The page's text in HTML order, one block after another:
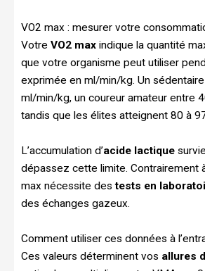
VO2 max : mesurer votre
Votre VO2 max indique la quantité
que votre organisme peut utiliser
exprimée en ml/min/kg. Un
ml/min/kg, un coureur amateur entre
tandis que les élites atteignent 80 à
L’accumulation d’acide lactique
dépassez cette limite. Contrairement
max nécessite destests en
des échanges gazeux.
Comment utiliser ces données à
Ces valeurs déterminent vos allures